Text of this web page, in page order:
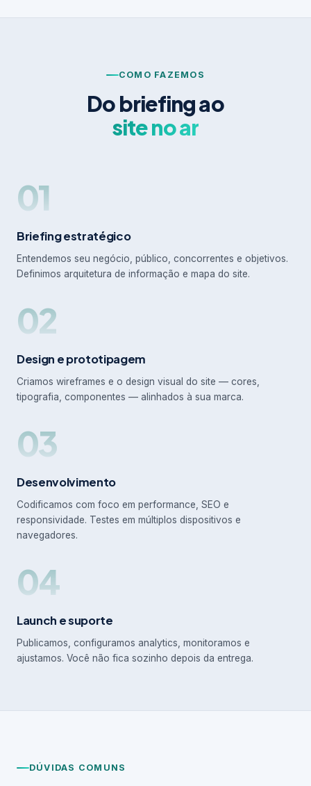
COMO FAZEMOS
Do briefing ao
site no ar
01
Briefing estratégico
Entendemos seu negócio, público, concorrentes e objetivos.
Definimos arquitetura de informação e mapa do site.
02
Design e prototipagem
Criamos wireframes e o design visual do site — cores,
tipografia, componentes — alinhados à sua marca.
03
Desenvolvimento
Codificamos com foco em performance, SEO e
responsividade. Testes em múltiplos dispositivos e
navegadores.
04
Launch e suporte
Publicamos, configuramos analytics, monitoramos e
ajustamos. Você não fica sozinho depois da entrega.
DÚVIDAS COMUNS